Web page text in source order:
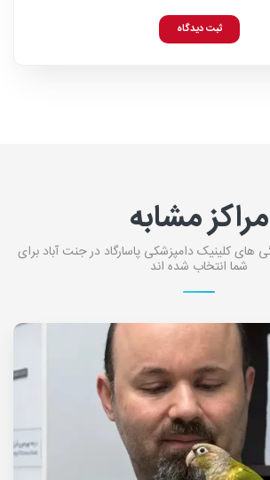
ثبت دیدگاه
مراکز مشابه
های کلینیک دامپزشکی پاسارگاد در جنت آباد برای
شما انتخاب شده اند